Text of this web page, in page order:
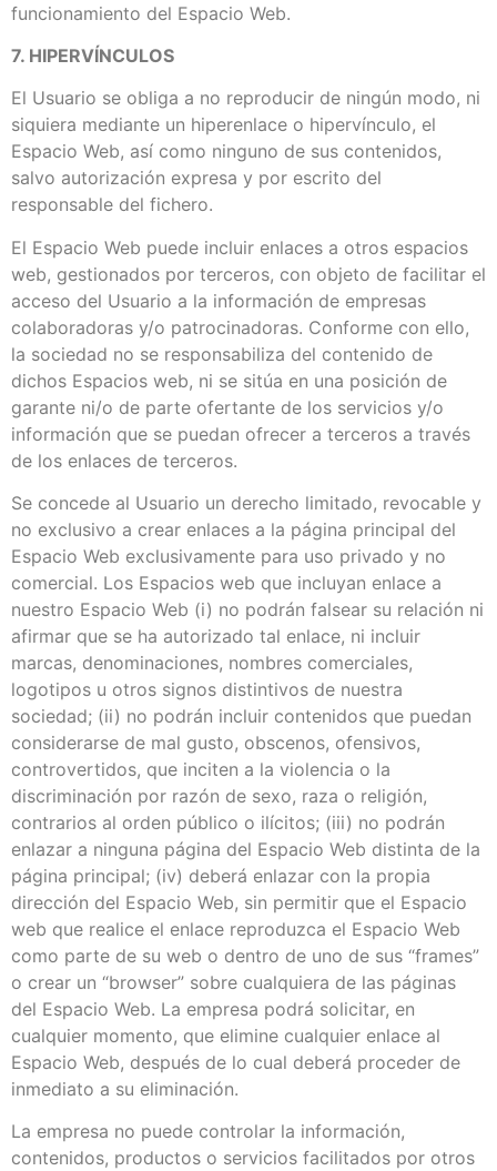
funcionamiento del Espacio Web.
7. HIPERVÍNCULOS
El Usuario se obliga a no reproducir de ningún modo, ni
siquiera mediante un hiperenlace o hipervínculo, el
Espacio Web, así como ninguno de sus contenidos,
salvo autorización expresa y por escrito del
responsable del fichero.
El Espacio Web puede incluir enlaces a otros espacios
web, gestionados por terceros, con objeto de facilitar el
acceso del Usuario a la información de empresas
colaboradoras y/o patrocinadoras. Conforme con ello,
la sociedad no se responsabiliza del contenido de
dichos Espacios web, ni se sitúa en una posición de
garante ni/o de parte ofertante de los servicios y/o
información que se puedan ofrecer a terceros a través
de los enlaces de terceros.
Se concede al Usuario un derecho limitado, revocable y
no exclusivo a crear enlaces a la página principal del
Espacio Web exclusivamente para uso privado y no
comercial. Los Espacios web que incluyan enlace a
nuestro Espacio Web (i) no podrán falsear su relación ni
afirmar que se ha autorizado tal enlace, ni incluir
marcas, denominaciones, nombres comerciales,
logotipos u otros signos distintivos de nuestra
sociedad; (ii) no podrán incluir contenidos que puedan
considerarse de mal gusto, obscenos, ofensivos,
controvertidos, que inciten a la violencia o la
discriminación por razón de sexo, raza o religión,
contrarios al orden público o ilícitos; (iii) no podrán
enlazar a ninguna página del Espacio Web distinta de la
página principal; (iv) deberá enlazar con la propia
dirección del Espacio Web, sin permitir que el Espacio
web que realice el enlace reproduzca el Espacio Web
como parte de su web o dentro de uno de sus “frames”
o crear un “browser” sobre cualquiera de las páginas
del Espacio Web. La empresa podrá solicitar, en
cualquier momento, que elimine cualquier enlace al
Espacio Web, después de lo cual deberá proceder de
inmediato a su eliminación.
La empresa no puede controlar la información,
contenidos, productos o servicios facilitados por otros